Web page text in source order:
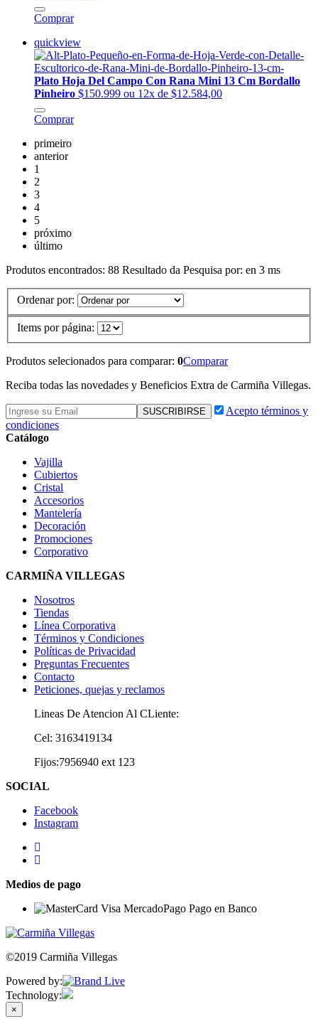
Comprar
quickview
Plato Hoja Del Campo Con Rana Mini 13 Cm Bordallo
Pinheiro $150.999 ou 12x de $12.584,00
Comprar
primeiro
anterior
1
2
3
4
5
próximo
último
Produtos encontrados: 88 Resultado da Pesquisa por: en 3 ms
Ordenar por:
Items por página:
Produtos selecionados para comparar: 0Comparar
Reciba todas las novedades y Beneficios Extra de Carmiña Villegas.
Acepto términos y
condiciones
Catálogo
Vajilla
Cubiertos
Cristal
Accesorios
Mantelería
Decoración
Promociones
Corporativo
CARMIÑA VILLEGAS
Nosotros
Tiendas
Línea Corporativa
Términos y Condiciones
Políticas de Privacidad
Preguntas Frecuentes
Contacto
Peticiones, quejas y reclamos
Lineas De Atencion Al CLiente:
Cel: 3163419134
Fijos:7956940 ext 123
SOCIAL
Facebook
Instagram
Medios de pago
©2019 Carmiña Villegas
Powered by:
Technology:
×